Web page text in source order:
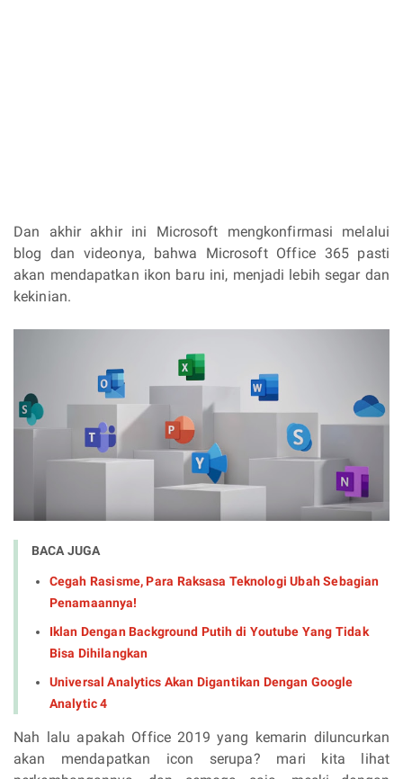
Dan akhir akhir ini Microsoft mengkonfirmasi melalui
blog dan videonya, bahwa Microsoft Office 365 pasti
akan mendapatkan ikon baru ini, menjadi lebih segar dan
kekinian.
BACA JUGA
Cegah Rasisme, Para Raksasa Teknologi Ubah Sebagian
Penamaannya!
Iklan Dengan Background Putih di Youtube Yang Tidak
Bisa Dihilangkan
Universal Analytics Akan Digantikan Dengan Google
Analytic 4
Nah lalu apakah Office 2019 yang kemarin diluncurkan
akan mendapatkan icon serupa? mari kita lihat